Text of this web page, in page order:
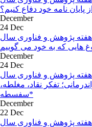
December
24 Dec
هفته پژوهش و فناوری سال
December
24 Dec
هفته پژوهش و فناوری سال
تفکر نقاد، مغلطه،
سفسطه*
December
22 Dec
هفته پژوهش و فناوری سال